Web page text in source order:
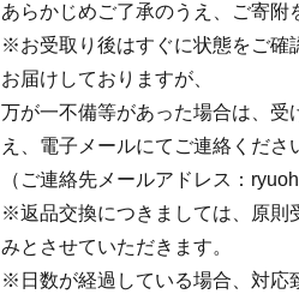
あらかじめご了承のうえ、ご寄附
※お受取り後はすぐに状態をご確
お届けしておりますが、
万が一不備等があった場合は、受
え、電子メールにてご連絡くださ
（ご連絡先メールアドレス：
※返品交換につきましては、原則
みとさせていただきます。
※日数が経過している場合、対応